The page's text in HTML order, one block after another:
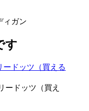
ィガン
す
ードッツ（買え